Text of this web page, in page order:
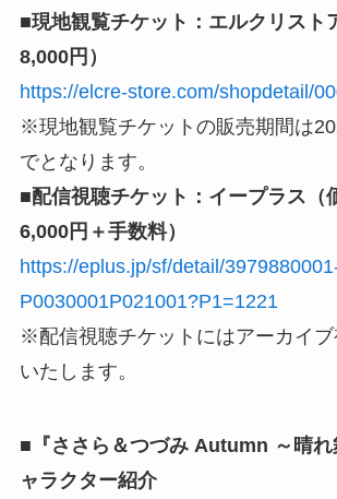
■現地観覧チケット：エルクリスト
8,000円）
https://elcre-store.com/shopdetail/
※現地観覧チケットの販売期間は
でとなります。
■配信視聴チケット：イープラス（
6,000円＋手数料）
https://eplus.jp/sf/detail/
P0030001P021001?P1=1221
※配信視聴チケットにはアーカイ
いたします。
■『ささら＆つづみ Autumn ～晴れ
ャラクター紹介